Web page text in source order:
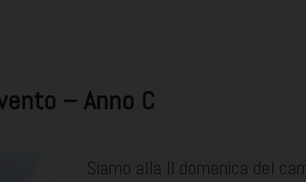
– Anno C
Siamo alla II domenica del